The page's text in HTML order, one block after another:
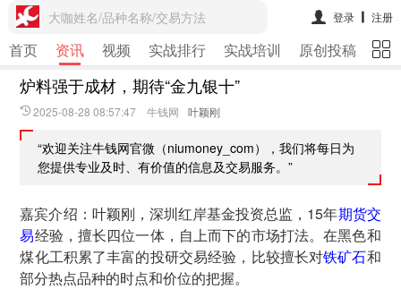
大咖姓名/品种名称/交易方法 登录 注册
首页 资讯 视频 实战排行 实战培训 原创投稿 期
炉料强于成材，期待“金九银十”
2025-08-28 08:57:47 牛钱网 叶颖刚
“欢迎关注牛钱网官微（niumoney_com），我们将每日为
您提供专业及时、有价值的信息及交易服务。”
嘉宾介绍：叶颖刚，深圳红岸基金投资总监，15年期货交
易经验，擅长四位一体，自上而下的市场打法。在黑色和
煤化工积累了丰富的投研交易经验，比较擅长对铁矿石和
部分热点品种的时点和价位的把握。